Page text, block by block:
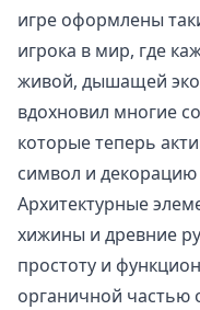
игре оформлены
игрока в мир, где
живой, дышащей
вдохновил многие
которые теперь
символ и
Архитектурные
хижины и древние
простоту и
органичной